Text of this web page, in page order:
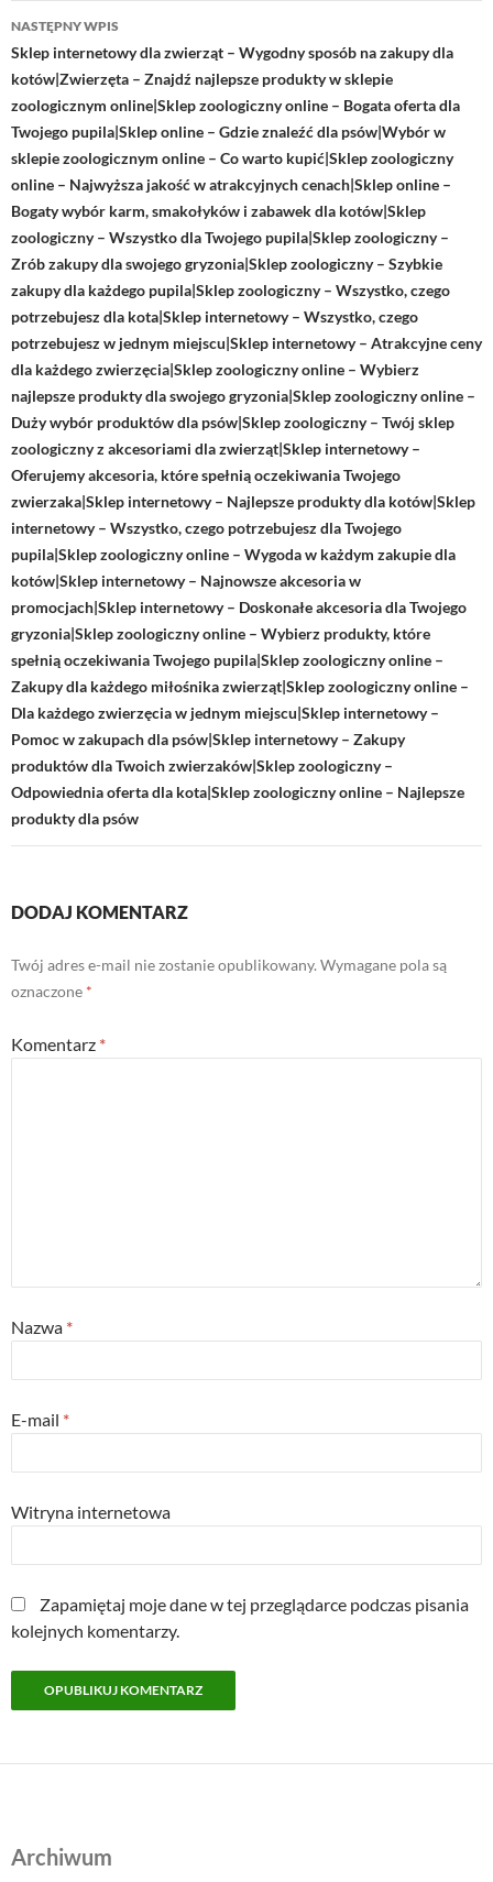
NASTĘPNY WPIS
Sklep internetowy dla zwierząt – Wygodny sposób na zakupy dla
kotów|Zwierzęta – Znajdź najlepsze produkty w sklepie
zoologicznym online|Sklep zoologiczny online – Bogata oferta dla
Twojego pupila|Sklep online – Gdzie znaleźć dla psów|Wybór w
sklepie zoologicznym online – Co warto kupić|Sklep zoologiczny
online – Najwyższa jakość w atrakcyjnych cenach|Sklep online –
Bogaty wybór karm, smakołyków i zabawek dla kotów|Sklep
zoologiczny – Wszystko dla Twojego pupila|Sklep zoologiczny –
Zrób zakupy dla swojego gryzonia|Sklep zoologiczny – Szybkie
zakupy dla każdego pupila|Sklep zoologiczny – Wszystko, czego
potrzebujesz dla kota|Sklep internetowy – Wszystko, czego
potrzebujesz w jednym miejscu|Sklep internetowy – Atrakcyjne ceny
dla każdego zwierzęcia|Sklep zoologiczny online – Wybierz
najlepsze produkty dla swojego gryzonia|Sklep zoologiczny online –
Duży wybór produktów dla psów|Sklep zoologiczny – Twój sklep
zoologiczny z akcesoriami dla zwierząt|Sklep internetowy –
Oferujemy akcesoria, które spełnią oczekiwania Twojego
zwierzaka|Sklep internetowy – Najlepsze produkty dla kotów|Sklep
internetowy – Wszystko, czego potrzebujesz dla Twojego
pupila|Sklep zoologiczny online – Wygoda w każdym zakupie dla
kotów|Sklep internetowy – Najnowsze akcesoria w
promocjach|Sklep internetowy – Doskonałe akcesoria dla Twojego
gryzonia|Sklep zoologiczny online – Wybierz produkty, które
spełnią oczekiwania Twojego pupila|Sklep zoologiczny online –
Zakupy dla każdego miłośnika zwierząt|Sklep zoologiczny online –
Dla każdego zwierzęcia w jednym miejscu|Sklep internetowy –
Pomoc w zakupach dla psów|Sklep internetowy – Zakupy
produktów dla Twoich zwierzaków|Sklep zoologiczny –
Odpowiednia oferta dla kota|Sklep zoologiczny online – Najlepsze
produkty dla psów
DODAJ KOMENTARZ
Twój adres e-mail nie zostanie opublikowany. Wymagane pola są
oznaczone *
Komentarz *
Nazwa *
E-mail *
Witryna internetowa
Zapamiętaj moje dane w tej przeglądarce podczas pisania
kolejnych komentarzy.
Archiwum